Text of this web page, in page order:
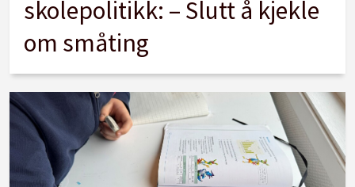
skolepolitikk: – Slutt å kjekle
om småting